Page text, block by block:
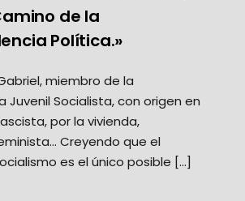
de la
Política.»
miembro de la
Juvenil Socialista, con origen en
por la vivienda,
Creyendo que el
es el único posible […]